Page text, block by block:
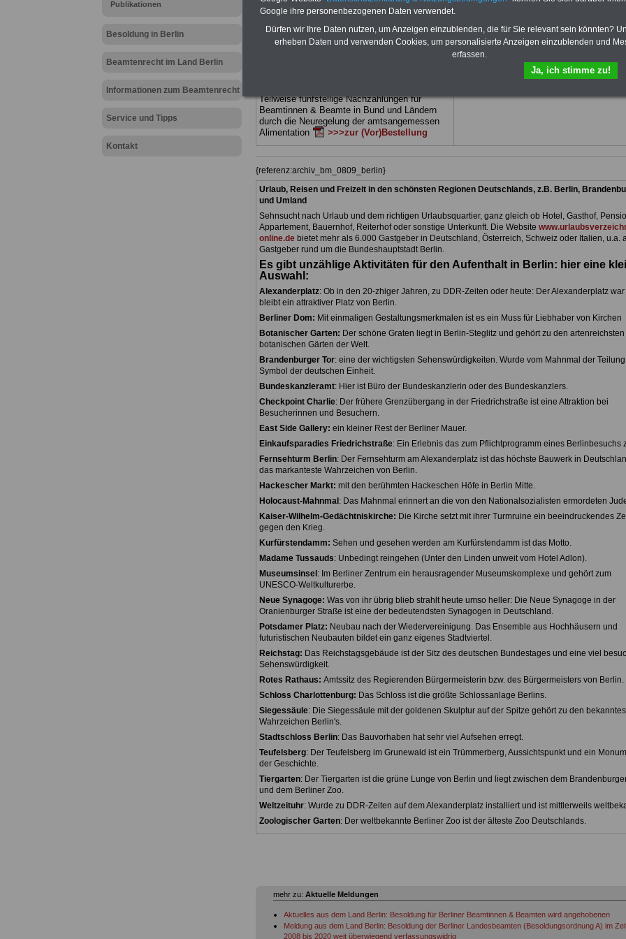
Publikationen
Besoldung in Berlin
Beamtenrecht im Land Berlin
Informationen zum Beamtenrecht
Service und Tipps
Kontakt
Ländern. Alle drei Ratgeber sind übersichtlich
gegliedert und erläutern auch komp-lizierte
Sachverhalte verständlich (auch für Mitarbei-
terinnen und Mitarbeiter des öffentlichen
Teilweise fünfstellige Nachzahlungen für
Beamtinnen & Beamte in Bund und Ländern
durch die Neuregelung der amtsangemessen
Alimentation
>>>zur (Vor)Bestellung
herunterladen, auch für Beschäftigte beim
Beamtenrecht, Besoldung, Beihilfe,
Beamtenversorgung, Rund ums Geld,
Nebentätigkeitsrecht, Frauen im öffentl.
und Berufseinstieg im öffentlichen
kann die eBooks herunterladen,
{referenz:archiv_bm_0809_berlin}
Urlaub, Reisen und Freizeit in den schönsten Regionen Deutschlands, z.B. Berlin,
und Umland
Sehnsucht nach Urlaub und dem richtigen Urlaubsquartier, ganz gleich ob Hotel, Gasthof,
Appartement, Bauernhof, Reiterhof oder sonstige Unterkunft. Die Website
online.debietet mehr als 6.000 Gastgeber in Deutschland, Österreich, Schweiz oder Italien, u.a.
Gastgeber rund um die Bundeshauptstadt Berlin.
Es gibt unzählige Aktivitäten für den Aufenthalt in Berlin: hier eine
Auswahl:
Alexanderplatz: Ob in den 20-zhiger Jahren, zu DDR-Zeiten oder heute: Der Alexanderplatz war
bleibt ein attraktiver Platz von Berlin.
Berliner Dom: Mit einmaligen Gestaltungsmerkmalen ist es ein Muss für Liebhaber von Kirchen
Botanischer Garten: Der schöne Graten liegt in Berlin-Steglitz und gehört zu den artenreichsten
botanischen Gärten der Welt.
Brandenburger Tor: eine der wichtigsten Sehenswürdigkeiten. Wurde vom Mahnmal der
Symbol der deutschen Einheit.
Bundeskanzleramt: Hier ist Büro der Bundeskanzlerin oder des Bundeskanzlers.
Checkpoint Charlie: Der frühere Grenzübergang in der Friedrichstraße ist eine Attraktion bei
Besucherinnen und Besuchern.
East Side Gallery: ein kleiner Rest der Berliner Mauer.
Einkaufsparadies Friedrichstraße: Ein Erlebnis das zum Pflichtprogramm eines Berlinbesuchs
Fernsehturm Berlin: Der Fernsehturm am Alexanderplatz ist das höchste Bauwerk in
das markanteste Wahrzeichen von Berlin.
Hackescher Markt: mit den berühmten Hackeschen Höfe in Berlin Mitte.
Holocaust-Mahnmal : Das Mahnmal erinnert an die von den Nationalsozialisten ermordeten
Kaiser-Wilhelm-Gedächtniskirche: Die Kirche setzt mit ihrer Turmruine ein beeindruckendes
gegen den Krieg.
Kurfürstendamm: Sehen und gesehen werden am Kurfürstendamm ist das Motto.
Madame Tussauds: Unbedingt reingehen (Unter den Linden unweit vom Hotel Adlon).
Museumsinsel : Im Berliner Zentrum ein herausragender Museumskomplexe und gehört zum
UNESCO-Weltkulturerbe.
Neue Synagoge: Was von ihr übrig blieb strahlt heute umso heller: Die Neue Synagoge in der
Oranienburger Straße ist eine der bedeutendsten Synagogen in Deutschland.
Potsdamer Platz: Neubau nach der Wiedervereinigung. Das Ensemble aus Hochhäusern und
futuristischen Neubauten bildet ein ganz eigenes Stadtviertel.
Reichstag: Das Reichstagsgebäude ist der Sitz des deutschen Bundestages und eine viel
Sehenswürdigkeit.
Rotes Rathaus: Amtssitz des Regierenden Bürgermeisterin bzw. des Bürgermeisters von Berlin.
Schloss Charlottenburg: Das Schloss ist die größte Schlossanlage Berlins.
Siegessäule: Die Siegessäule mit der goldenen Skulptur auf der Spitze gehört zu den
Wahrzeichen Berlin's.
Stadtschloss Berlin: Das Bauvorhaben hat sehr viel Aufsehen erregt.
Teufelsberg: Der Teufelsberg im Grunewald ist ein Trümmerberg, Aussichtspunkt und ein
der Geschichte.
Tiergarten: Der Tiergarten ist die grüne Lunge von Berlin und liegt zwischen dem
und dem Berliner Zoo.
Weltzeituhr: Wurde zu DDR-Zeiten auf dem Alexanderplatz installiert und ist mittlerweils
Zoologischer Garten: Der weltbekannte Berliner Zoo ist der älteste Zoo Deutschlands.
mehr zu: Aktuelle Meldungen
Aktuelles aus dem Land Berlin: Besoldung für Berliner Beamtinnen & Beamten wird angehobenen
Meldung aus dem Land Berlin: Besoldung der Berliner Landesbeamten (Besoldungsordnung A) im
Google ihre personenbezogenen Daten verwendet.
Dürfen wir Ihre Daten nutzen, um Anzeigen einzublenden, die für Sie relevant sein könnten?
erheben Daten und verwenden Cookies, um personalisierte Anzeigen einzublenden und
erfassen.
Ja, ich stimme zu!